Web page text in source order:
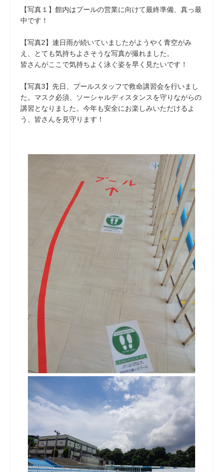
【写真１】館内はプールの営業に向けて最終準備、真っ最
中です！
【写真2】連日雨が続いていましたがようやく青空がみ
え、とても気持ちよさそうな写真が撮れました。
皆さんがここで気持ちよく泳ぐ姿を早く見たいです！
【写真3】先日、プールスタッフで救命講習会を行いまし
た。マスク必須、ソーシャルディスタンスを守りながらの
講習となりました。今年も安全にお楽しみいただけるよ
う、皆さんを見守ります！